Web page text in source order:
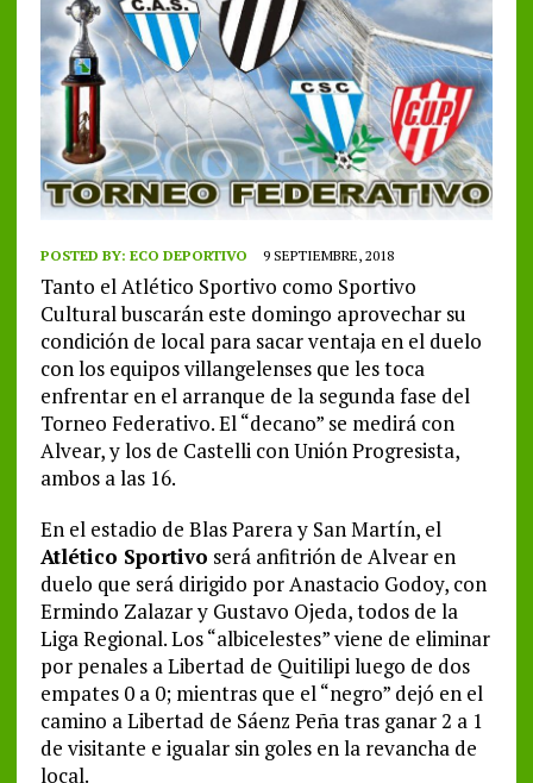
POSTED BY: ECO DEPORTIVO 9 SEPTIEMBRE, 2018
Tanto el Atlético Sportivo como Sportivo
Cultural buscarán este domingo aprovechar su
condición de local para sacar ventaja en el duelo
con los equipos villangelenses que les toca
enfrentar en el arranque de la segunda fase del
Torneo Federativo. El “decano” se medirá con
Alvear, y los de Castelli con Unión Progresista,
ambos a las 16.
En el estadio de Blas Parera y San Martín, el
Atlético Sportivo será anfitrión de Alvear en
duelo que será dirigido por Anastacio Godoy, con
Ermindo Zalazar y Gustavo Ojeda, todos de la
Liga Regional. Los “albicelestes” viene de eliminar
por penales a Libertad de Quitilipi luego de dos
empates 0 a 0; mientras que el “negro” dejó en el
camino a Libertad de Sáenz Peña tras ganar 2 a 1
de visitante e igualar sin goles en la revancha de
local.